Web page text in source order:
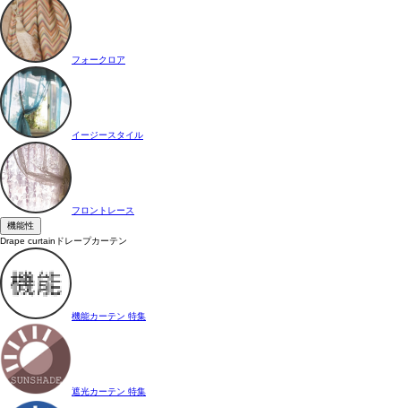
フォークロア
イージースタイル
フロントレース
機能性
Drape curtain ドレープカーテン
機能カーテン 特集
遮光カーテン 特集